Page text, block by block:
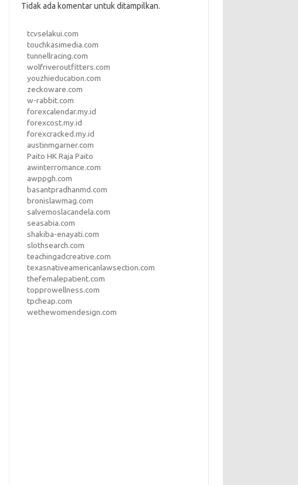
Tidak ada komentar untuk ditampilkan.
tcvselakui.com
touchkasimedia.com
tunnellracing.com
wolfriveroutfitters.com
youzhieducation.com
zeckoware.com
w-rabbit.com
forexcalendar.my.id
forexcost.my.id
forexcracked.my.id
austinmgarner.com
Paito HK Raja Paito
awinterromance.com
awppgh.com
basantpradhanmd.com
bronislawmag.com
salvemoslacandela.com
seasabia.com
shakiba-enayati.com
slothsearch.com
teachingadcreative.com
texasnativeamericanlawsection.com
thefemalepatient.com
topprowellness.com
tpcheap.com
wethewomendesign.com